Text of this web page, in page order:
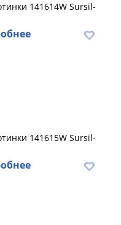
141614W Sursil-
141615W Sursil-